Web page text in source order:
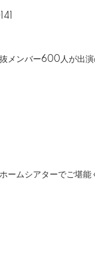
メンバー600人が出演
ームシアターでご堪能